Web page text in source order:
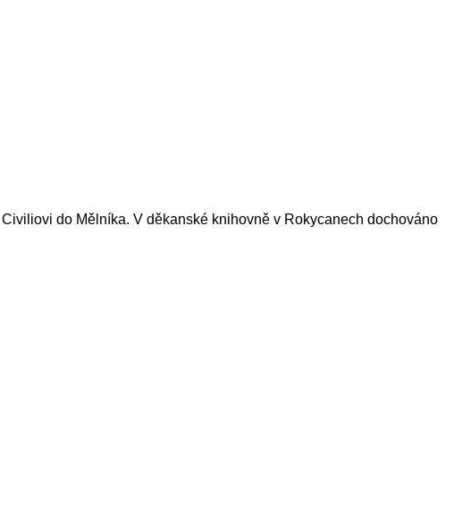
do Mělníka. V děkanské knihovně v Rokycanech dochováno